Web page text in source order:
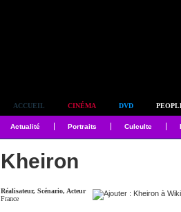
ACCUEIL CINÉMA DVD
Actualité Portraits Culculte
Kheiron
Réalisateur, Scénario, Acteur
France